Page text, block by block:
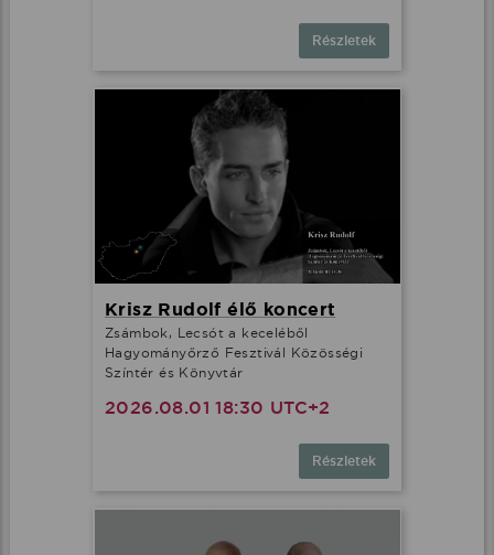
Részletek
Krisz Rudolf élő koncert
Zsámbok, Lecsót a keceléből
Hagyományőrző Fesztivál Közösségi
Színtér és Könyvtár
2026.08.01 18:30 UTC+2
Részletek